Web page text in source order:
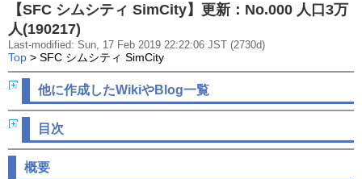
【SFC シムシティ SimCity】更新：No.000 人口3万
人(190217)
Last-modified: Sun, 17 Feb 2019 22:22:06 JST (2730d)
Top > SFC シムシティ SimCity
他に作成したWikiやBlog一覧
目次
概要